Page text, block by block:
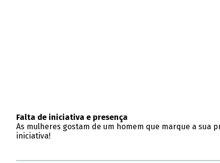
Falta de iniciativa e presença
As mulheres gostam de um homem que marque a sua
iniciativa!